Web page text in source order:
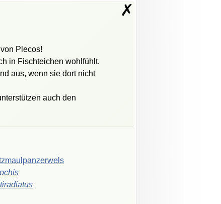
✗
Plecos!
in Fischteichen wohlfühlt.
aus, wenn sie dort nicht
auch den